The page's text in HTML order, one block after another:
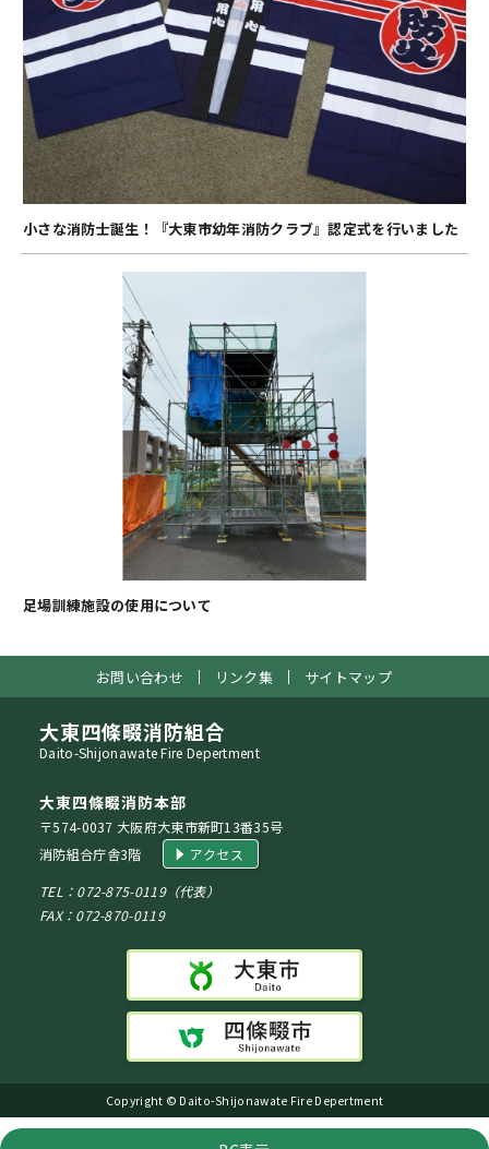
小さな消防士誕生！『大東市幼年消防クラブ』認定式を行いました
足場訓練施設の使用について
お問い合わせ リンク集 サイトマップ
大東四條畷消防組合
Daito-Shijonawate Fire Depertment
大東四條畷消防本部
〒574-0037 大阪府大東市新町13番35号
消防組合庁舎3階
アクセス
TEL：072-875-0119（代表）
FAX：072-870-0119
Copyright © Daito-Shijonawate Fire Depertment